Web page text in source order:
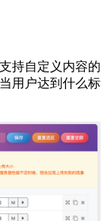
持自定义内容的
用户达到什么标